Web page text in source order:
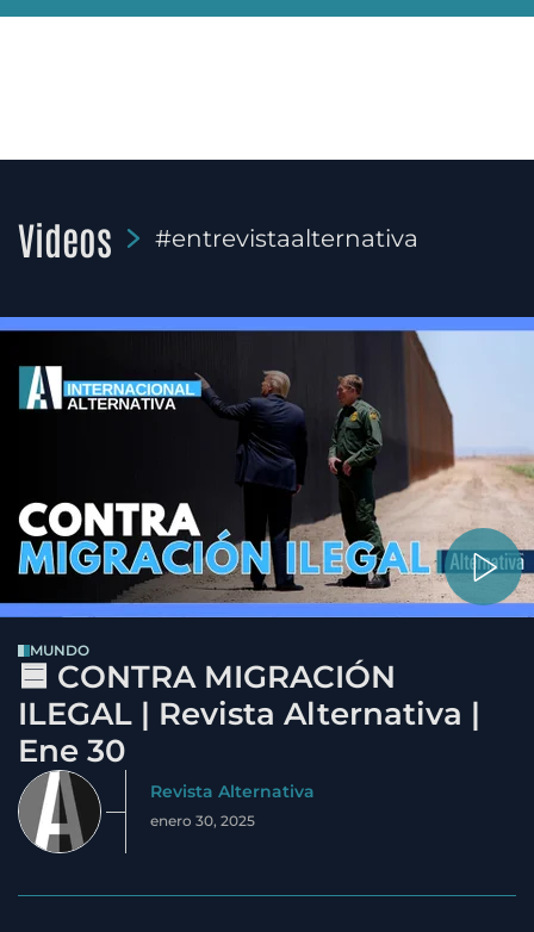
Videos #entrevistaalternativa
MUNDO
🟦 CONTRA MIGRACIÓN
ILEGAL | Revista Alternativa |
Ene 30
Revista Alternativa
enero 30, 2025